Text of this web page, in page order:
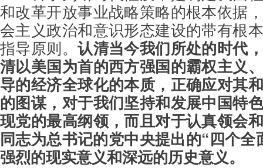
和改革开放事业战略策略的根本依据
会主义政治和意识形态建设的带有根
指导原则。认清当今我们所处的时代
清以美国为首的西方强国的霸权主义
导的经济全球化的本质，正确应对其
的图谋，对于我们坚持和发展中国特
现党的最高纲领，而且对于认真领会
同志为总书记的党中央提出的“四个
强烈的现实意义和深远的历史意义。